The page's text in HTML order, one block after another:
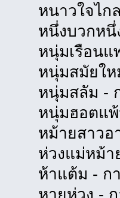
หนาวใจไกล
หนึ่งบวกหนึ่ง
หนุ่มเรือนแพ
หนุ่มสมัยใหม่
หนุ่มสลัม - ก
หนุ่มฮอตแพ้น
หม้ายสาวอา
ห่วงแม่หม้าย
ห้าแต้ม - กา
หายห่วง - ก